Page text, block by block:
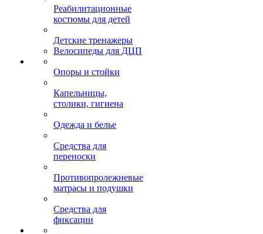
Реабилитационные
костюмы для детей
Детские тренажеры
Велосипеды для ДЦП
Опоры и стойки
Капельницы,
столики, гигиена
Одежда и белье
Средства для
переноски
Противопролежневые
матрасы и подушки
Средства для
фиксации